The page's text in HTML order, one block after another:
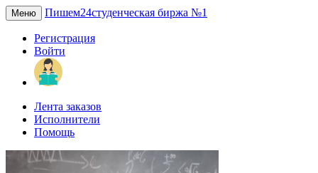
Меню Пишем24студенческая биржа №1
Регистрация
Войти
Лента заказов
Исполнители
Помощь